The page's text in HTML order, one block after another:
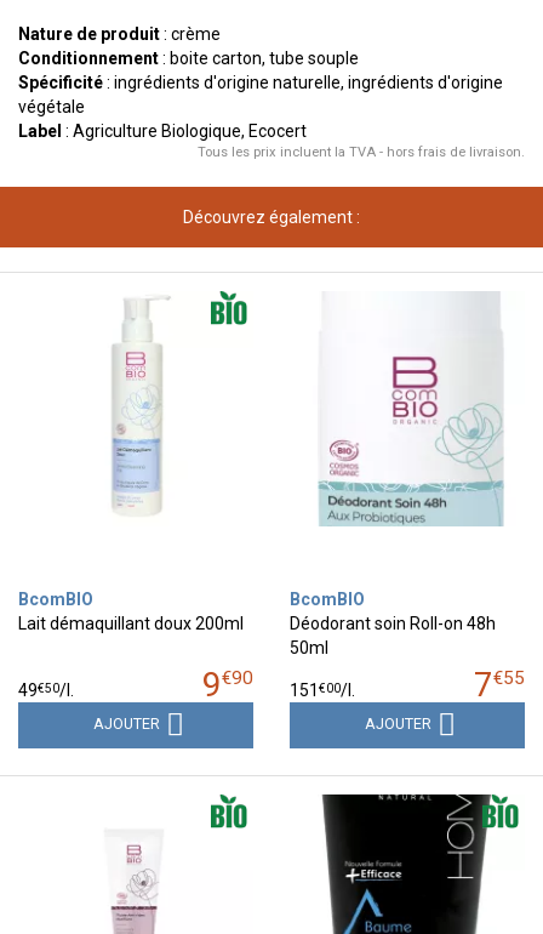
Nature de produit: crème
Conditionnement: boite carton, tube souple
Spécificité: ingrédients d'origine naturelle, ingrédients d'origine
végétale
Label : Agriculture Biologique, Ecocert
Tous les prix incluent la TVA - hors frais de livraison.
Découvrez également :
BcomBIO
Lait démaquillant doux 200ml
9€90
49€50/
AJOUTER
BcomBIO
Déodorant soin Roll-on 48h
50ml
7€55
151 €00/
AJOUTER